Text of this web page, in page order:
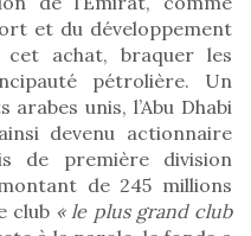
et du développement
achat, braquer les
pétrolière. Un
unis, l’Abu Dhabi
devenu actionnaire
de première division
de 245 millions
club « le plus grand club